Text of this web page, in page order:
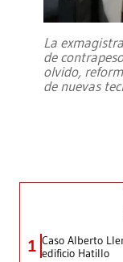
La
de
olvido,
de nuevas
1 Caso Alberto
edificio Hatillo